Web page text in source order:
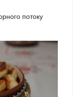
потоку